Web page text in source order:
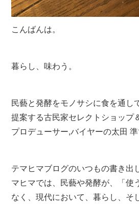
こんばんは。
暮らし、味わう。
民藝と発酵をモノサシに食を通し
提案する古民家セレクトショッ
プロデューサー,バイヤーの太田 準
テマヒマブログのいつもの書き出
マヒマでは、民藝や発酵が、「使
なく、現代において、暮らし、そ